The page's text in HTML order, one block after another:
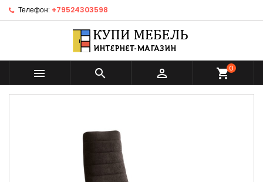
Телефон: +79524303598
   shopping_cart0